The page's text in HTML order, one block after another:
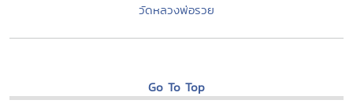
วัดหลวงพ่อรวย
Go To Top